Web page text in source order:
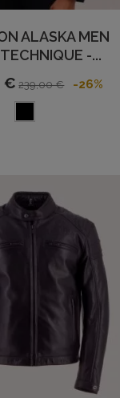
ALASKA MEN
-...
€ 239,00 € -26%